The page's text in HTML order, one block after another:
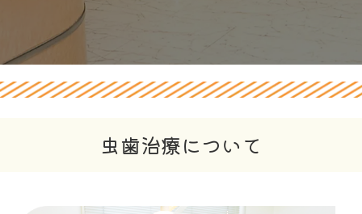
虫歯治療について